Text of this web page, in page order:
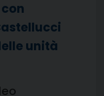
unità